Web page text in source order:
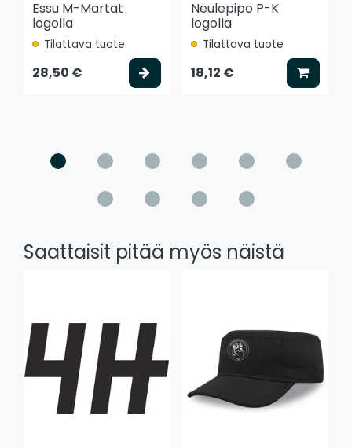
Essu M-Martat
logolla
Tilattava tuote
28,50 € Valitse vaihtoehto
Neulepipo P-K
logolla
Tilattava tuote
18,12 € Lisää
Saattaisit pitää myös näistä